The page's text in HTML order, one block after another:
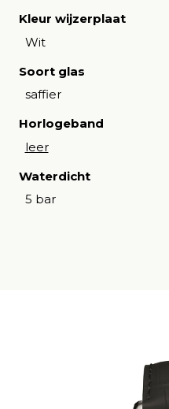
Kleur wijzerplaat
Wit
Soort glas
saffier
Horlogeband
leer
Waterdicht
5 bar